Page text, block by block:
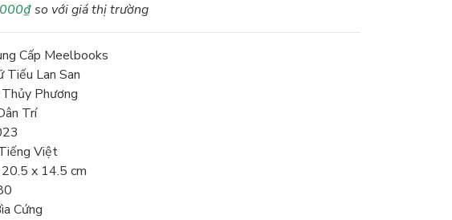
so với giá thị trường
Cấp Meelbooks
Tiếu Lan San
Phương
Trí
Việt
x 14.5 cm
Cứng